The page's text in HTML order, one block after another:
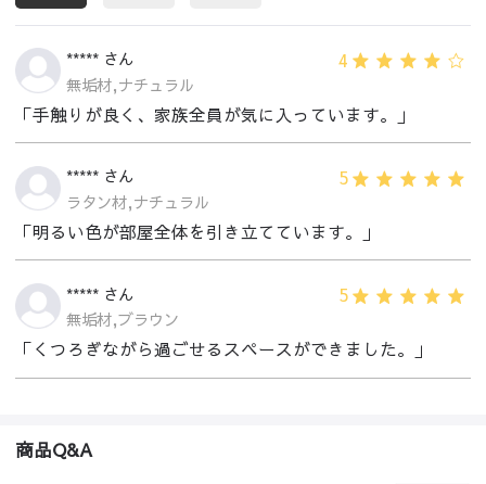
***** さん 4
無垢材,ナチュラル
「手触りが良く、家族全員が気に入っています。」
***** さん 5
ラタン材,ナチュラル
「明るい色が部屋全体を引き立てています。」
***** さん 5
無垢材,ブラウン
「くつろぎながら過ごせるスペースができました。」
商品Q&A